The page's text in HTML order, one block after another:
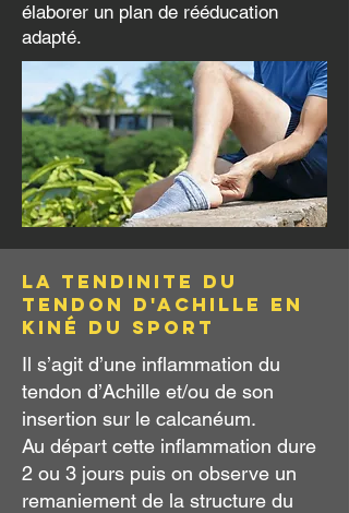
élaborer un plan de rééducation
adapté.
La tendinite du
tendon d'Achille en
kiné du sport
Il s’agit d’une inflammation du
tendon d’Achille et/ou de son
insertion sur le calcanéum.
Au départ cette inflammation dure
2 ou 3 jours puis on observe un
remaniement de la structure du